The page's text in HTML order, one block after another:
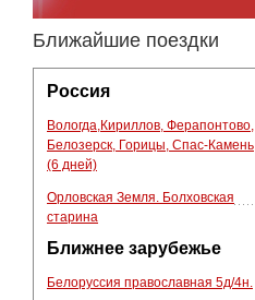
Ближайшие поездки
Россия
Вологда,Кириллов, Ферапонтово,
Белозерск, Горицы, Спас-Камень
(6 дней)
Орловская Земля. Болховская
старина
Ближнее зарубежье
Белоруссия православная 5д/4н.